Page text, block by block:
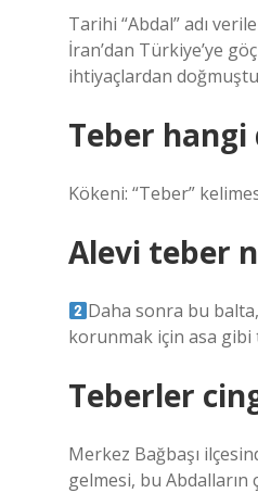
Tarihi “Abdal” adı
İran’dan Türkiye’ye
ihtiyaçlardan
Teber hangi
Alevi teber
Daha sonra bu
korunmak için asa gibi
Teberler
Merkez Bağbaşı
gelmesi, bu Abdalların